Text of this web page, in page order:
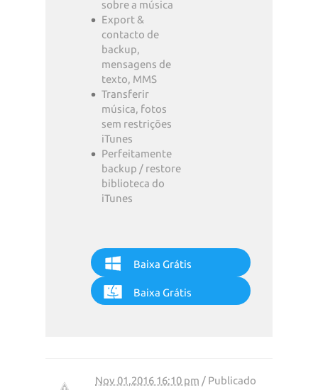
sobre a música
Export &
contacto de
backup,
mensagens de
texto, MMS
Transferir
música, fotos
sem restrições
iTunes
Perfeitamente
backup / restore
biblioteca do
iTunes
Baixa Grátis
Baixa Grátis
Nov 01,2016 16:10 pm / Publicado